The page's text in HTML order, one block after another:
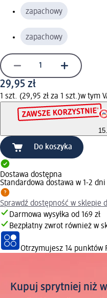
zapachowy
zapachowy
29,95 zł
1 szt. (29,95 zł za 1 szt.)w tym
Do koszyka
Dostawa dostępna
Standardowa dostawa w 1-2 dni
Sprawdź dostępność w sklepie
Darmowa wysyłka od 169 zł
Bezpłatny zwrot również w
Otrzymujesz 14 punktów
Kupuj sprytniej niż